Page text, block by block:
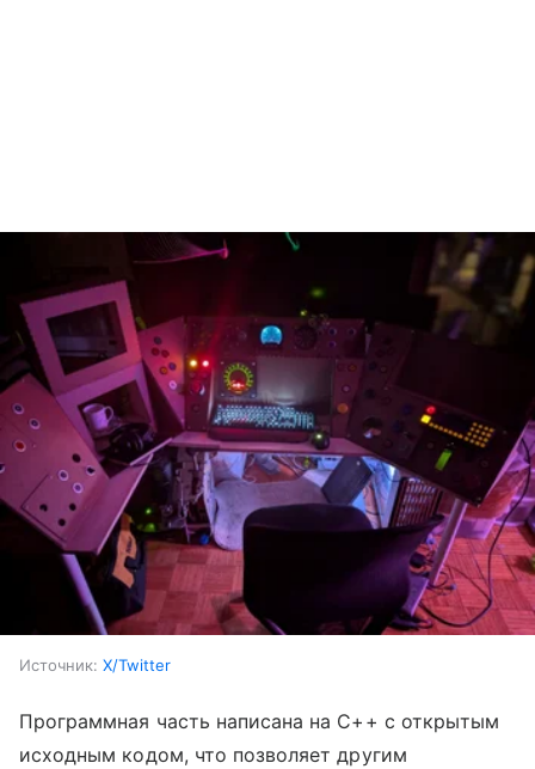
Источник: X/Twitter
Программная часть написана на C++ с открытым
исходным кодом, что позволяет другим